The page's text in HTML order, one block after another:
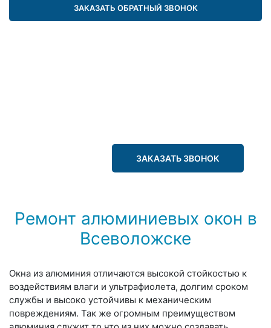
ЗАКАЗАТЬ ОБРАТНЫЙ ЗВОНОК
ЗАКАЗАТЬ ЗВОНОК
Ремонт алюминиевых окон в
Всеволожске
Окна из алюминия отличаются высокой стойкостью к
воздействиям влаги и ультрафиолета, долгим сроком
службы и высоко устойчивы к механическим
повреждениям. Так же огромным преимуществом